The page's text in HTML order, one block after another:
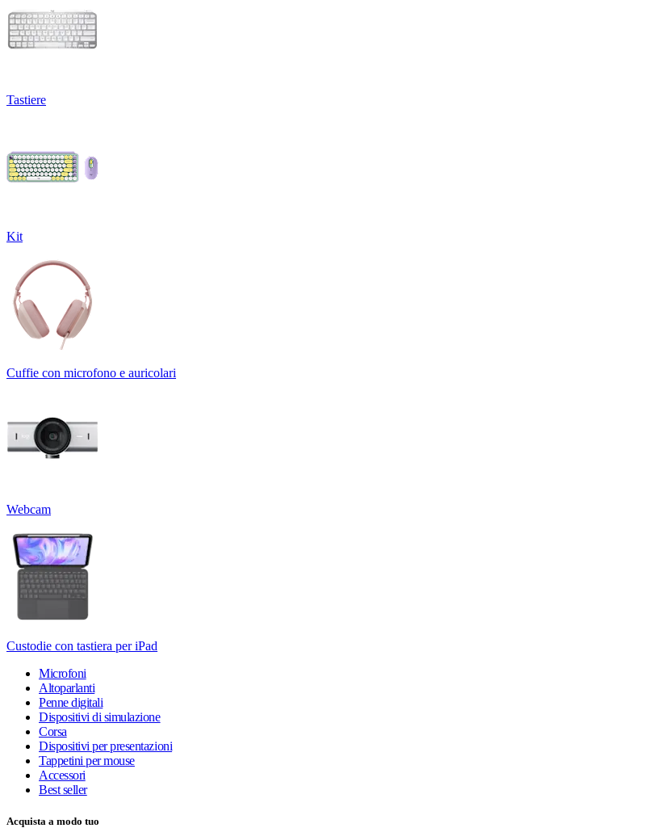
Tastiere
Kit
Cuffie con microfono e auricolari
Webcam
Custodie con tastiera per iPad
Microfoni
Altoparlanti
Penne digitali
Dispositivi di simulazione
Corsa
Dispositivi per presentazioni
Tappetini per mouse
Accessori
Best seller
Acquista a modo tuo